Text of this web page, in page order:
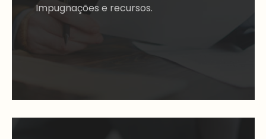
Impugnações e recursos.